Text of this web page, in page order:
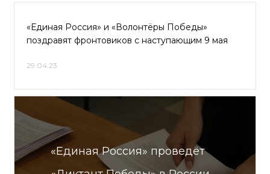
«Единая Россия» и «Волонтёры Победы»
поздравят фронтовиков с наступающим 9 мая
29.04.23
«Единая Россия» проведёт